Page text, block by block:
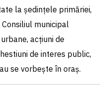
la ședințele primăriei,
municipal
acțiuni de
de interes public,
se vorbește în oraș.